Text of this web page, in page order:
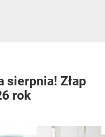
sierpnia! Złap
rok